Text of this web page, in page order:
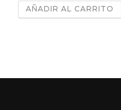
AÑADIR AL CARRITO